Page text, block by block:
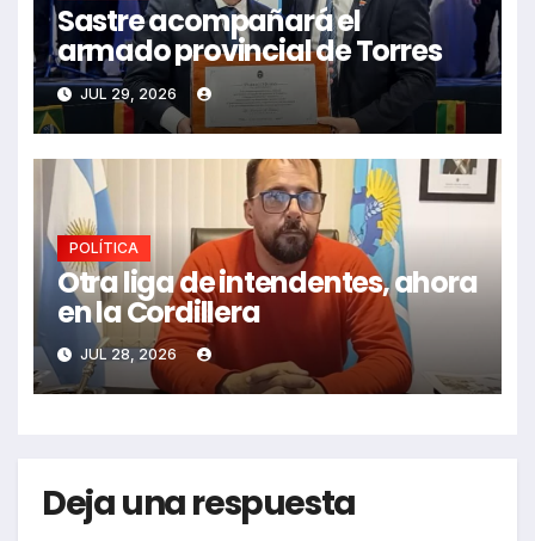
Sastre acompañará el
armado provincial de Torres
JUL 29, 2026
POLÍTICA
Otra liga de intendentes, ahora
en la Cordillera
JUL 28, 2026
Deja una respuesta